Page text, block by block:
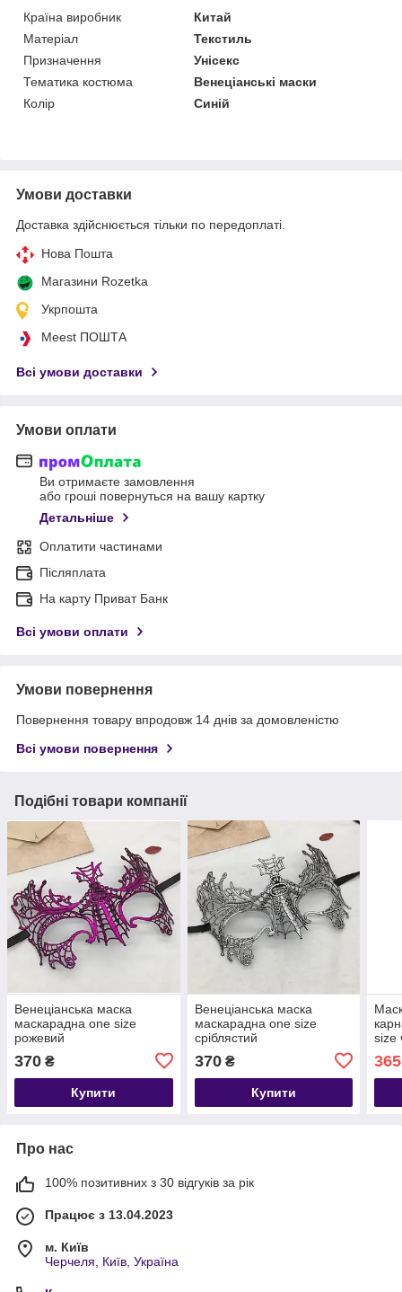
Країна виробник
Китай
Матеріал
Текстиль
Призначення
Унісекс
Тематика костюма
Венеціанські маски
Колір
Синій
Умови доставки
Доставка здійснюється тільки по передоплаті.
Нова Пошта
Магазини Rozetka
Укрпошта
Meest ПОШТА
Всі умови доставки
Умови оплати
Ви отримаєте замовлення
або гроші повернуться на вашу картку
Детальніше
Оплатити частинами
Післяплата
На карту Приват Банк
Всі умови оплати
Умови повернення
Повернення товару впродовж 14 днів за домовленістю
Всі умови повернення
Подібні товари компанії
Венеціанська маска
маскарадна one size
рожевий
370 ₴
Купити
Венеціанська маска
маскарадна one size
сріблястий
370₴
Купити
size
365
Про нас
100% позитивних з 30 відгуків за рік
Працює з 13.04.2023
м. Київ
Черчеля, Київ, Україна